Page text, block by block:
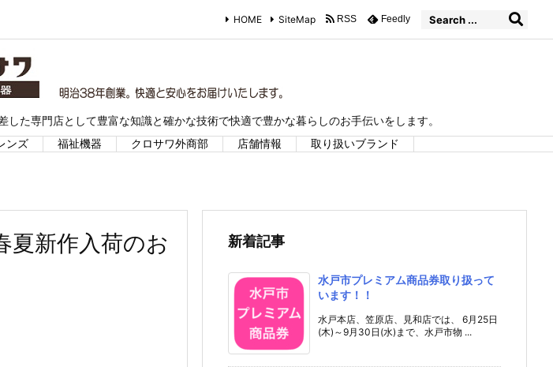
た専門店として豊富な知識と確かな技術で快適で豊かな暮らしのお手伝いをします。
ンズ 福祉機器 クロサワ外商部 店舗情報 取り扱いブランド
HOME SiteMap RSS Feedly
新作入荷のお
新着記事
水戸市プレミアム商品券取り扱って
います！！
水戸本店、笠原店、見和店では、 6月25日
(木)～9月30日(水)まで、水戸市物 ...